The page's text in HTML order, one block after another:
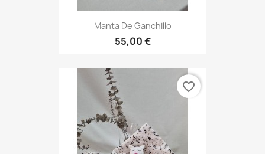
Manta De Ganchillo
55,00 €
favorite_border